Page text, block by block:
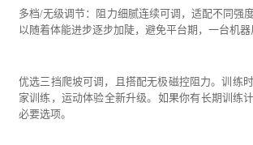
多档/无级调节：阻力细腻连续可调，适配不同强
以随着体能进步逐步加陡，避免平台期，一台机器
优选三挡爬坡可调，且搭配无极磁控阻力。训练
家训练，运动体验全新升级。如果你有长期训练
必要选项。